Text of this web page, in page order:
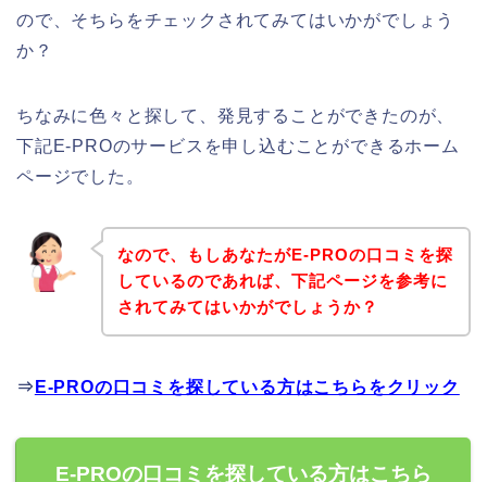
ので、そちらをチェックされてみてはいかがでしょう
か？
ちなみに色々と探して、発見することができたのが、
下記E-PROのサービスを申し込むことができるホーム
ページでした。
なので、もしあなたがE-PROの口コミを探
しているのであれば、下記ページを参考に
されてみてはいかがでしょうか？
⇒ E-PROの口コミを探している方はこちらをクリック
E-PROの口コミを探している方はこちら